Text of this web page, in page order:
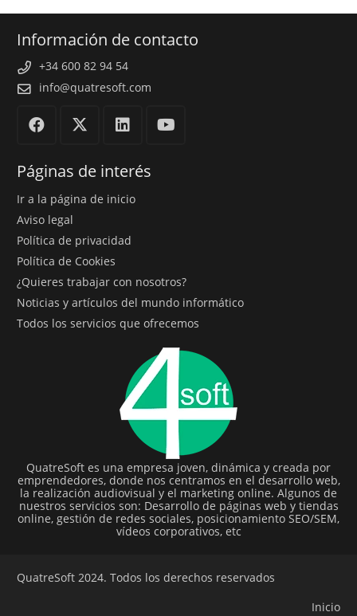
Información de contacto
+34 600 82 94 54
info@quatresoft.com
Páginas de interés
Ir a la página de inicio
Aviso legal
Política de privacidad
Política de Cookies
¿Quieres trabajar con nosotros?
Noticias y artículos del mundo informático
Todos los servicios que ofrecemos
QuatreSoft es una empresa joven, dinámica y creada por
emprendedores, donde nos centramos en el desarrollo web,
la realización audiovisual y el marketing online. Algunos de
nuestros servicios son: Desarrollo de páginas web y tiendas
online, gestión de redes sociales, posicionamiento SEO/SEM,
vídeos corporativos, etc
QuatreSoft 2024. Todos los derechos reservados
Inicio